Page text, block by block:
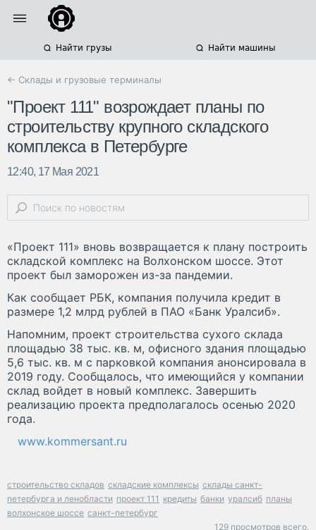
Найти грузы Найти машины
← Склады и грузовые терминалы
"Проект 111" возрождает планы по
строительству крупного складского
комплекса в Петербурге
12:40, 17 Мая 2021
«Проект 111» вновь возвращается к плану построить
складской комплекс на Волхонском шоссе. Этот
проект был заморожен из-за пандемии.
Как сообщает РБК, компания получила кредит в
размере 1,2 млрд рублей в ПАО «Банк Уралсиб».
Напомним, проект строительства сухого склада
площадью 38 тыс. кв. м, офисного здания площадью
5,6 тыс. кв. м с парковкой компания анонсировала в
2019 году. Сообщалось, что имеющийся у компании
склад войдет в новый комплекс. Завершить
реализацию проекта предполагалось осенью 2020
года.
www.kommersant.ru
строительство складов складские комплексы склады санкт-
петербурга и ленобласти проект 111 кредиты банки уралсиб планы
волхонское шоссе санкт-петербург
129 просмотров всего.